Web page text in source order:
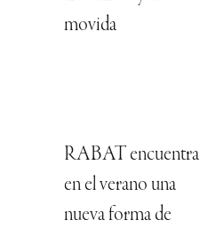
movida
RABAT encuentra
en el verano una
nueva forma de